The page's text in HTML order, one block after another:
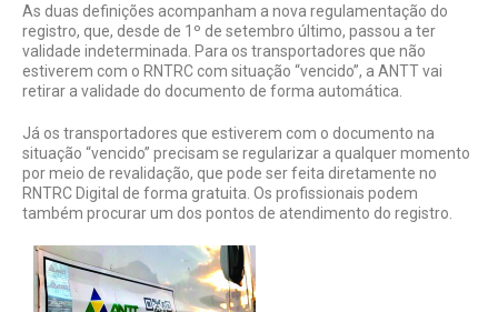
As duas definições acompanham a nova regulamentação do
registro, que, desde de 1º de setembro último, passou a ter
validade indeterminada. Para os transportadores que não
estiverem com o RNTRC com situação “vencido”, a ANTT vai
retirar a validade do documento de forma automática.
Já os transportadores que estiverem com o documento na
situação “vencido” precisam se regularizar a qualquer momento
por meio de revalidação, que pode ser feita diretamente no
RNTRC Digital de forma gratuita. Os profissionais podem
também procurar um dos pontos de atendimento do registro.